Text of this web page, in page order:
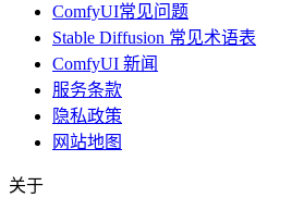
ComfyUI常见问题
Stable Diffusion 常见术语表
ComfyUI 新闻
服务条款
隐私政策
网站地图
关于